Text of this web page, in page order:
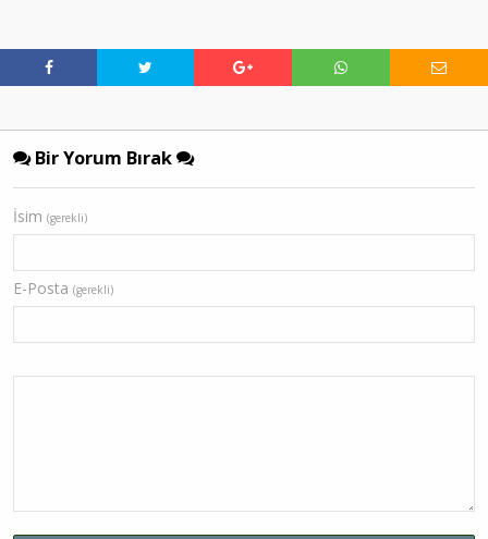
Bir Yorum Bırak
İsim (gerekli)
E-Posta (gerekli)